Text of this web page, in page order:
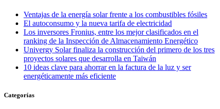
Ventajas de la energía solar frente a los combustibles fósiles
El autoconsumo y la nueva tarifa de electricidad
Los inversores Fronius, entre los mejor clasificados en el
ranking de la Inspección de Almacenamiento Energético
Univergy Solar finaliza la construcción del primero de los tres
proyectos solares que desarrolla en Taiwán
10 ideas clave para ahorrar en la factura de la luz y ser
energéticamente más eficiente
Categorías